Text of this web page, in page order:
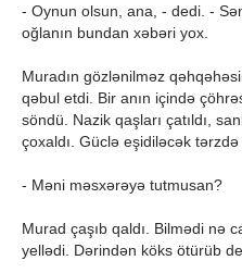
- Oynun olsun, ana, - dedi. -
oğlanın bundan xəbəri yox.
Muradın gözlənilməz
qəbul etdi. Bir anın içində
söndü. Nazik qaşları çatıldı,
çoxaldı. Güclə eşidiləcək tərzdə
- Məni məsxərəyə tutmusan?
Murad çaşıb qaldı. Bilmədi nə
yellədi. Dərindən köks ötürüb